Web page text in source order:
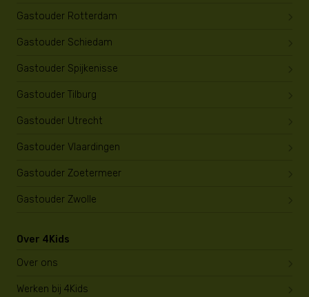
Gastouder Rotterdam
Gastouder Schiedam
Gastouder Spijkenisse
Gastouder Tilburg
Gastouder Utrecht
Gastouder Vlaardingen
Gastouder Zoetermeer
Gastouder Zwolle
Over 4Kids
Over ons
Werken bij 4Kids